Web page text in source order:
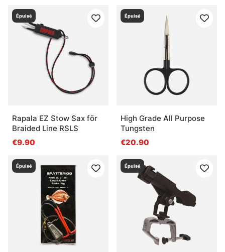
Épuisé
Rapala EZ Stow Sax för
Braided Line RSLS
€9.90
Épuisé
High Grade All Purpose
Tungsten
€20.90
Épuisé Épuisé